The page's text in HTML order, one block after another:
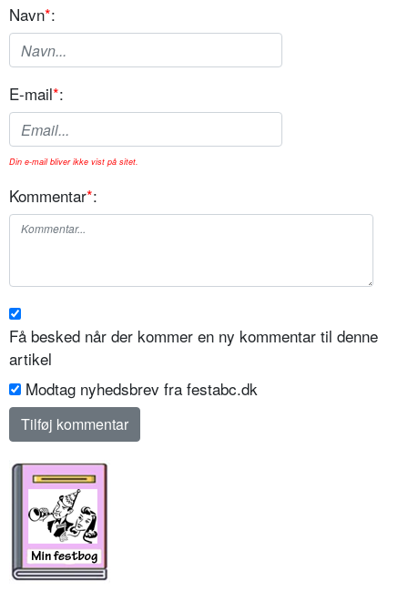
Navn*:
E-mail*:
Din e-mail bliver ikke vist på sitet.
Kommentar*:
Få besked når der kommer en ny kommentar til denne
artikel
Modtag nyhedsbrev fra festabc.dk